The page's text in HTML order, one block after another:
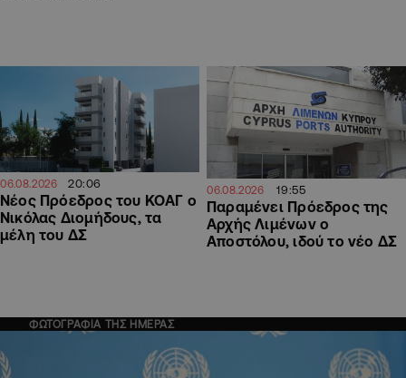
06.08.2026 20:06
Νέος Πρόεδρος του ΚΟΑΓ ο
Νικόλας Διομήδους, τα
μέλη του ΔΣ
06.08.2026 19:55
Παραμένει Πρόεδρος της
Αρχής Λιμένων ο
Αποστόλου, ιδού το νέο ΔΣ
ΦΩΤΟΓΡΑΦΙΑ ΤΗΣ ΗΜΕΡΑΣ